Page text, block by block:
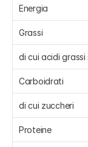
Energia
Grassi
di cui acidi grassi
Carboidrati
di cui zuccheri
Proteine